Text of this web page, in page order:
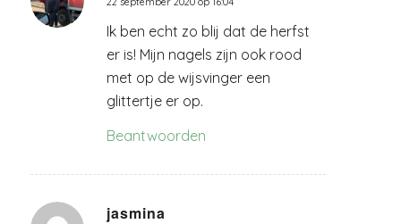
zegt:
Ik ben echt zo blij dat de herfst
er is! Mijn nagels zijn ook rood
met op de wijsvinger een
glittertje er op.
Beantwoorden
jasmina